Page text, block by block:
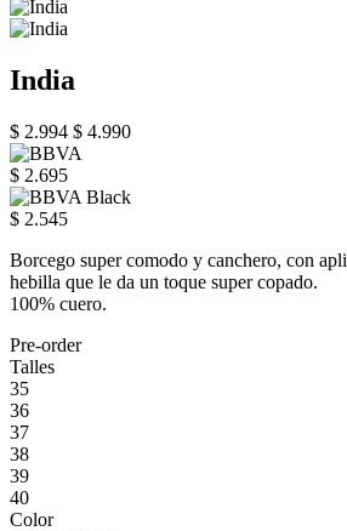
India
$ 2.994 $ 4.990
$ 2.695
$ 2.545
Borcego super comodo y canchero, con
hebilla que le da un toque super copado.
100% cuero.
Pre-order
Talles
35
36
37
38
39
40
Color